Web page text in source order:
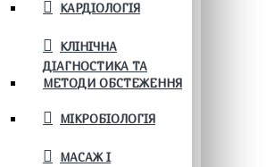
КАРДІОЛОГІЯ
КЛІНІЧНА
ДІАГНОСТИКА ТА
МЕТОДИ ОБСТЕЖЕННЯ
МІКРОБІОЛОГІЯ
МАСАЖ І